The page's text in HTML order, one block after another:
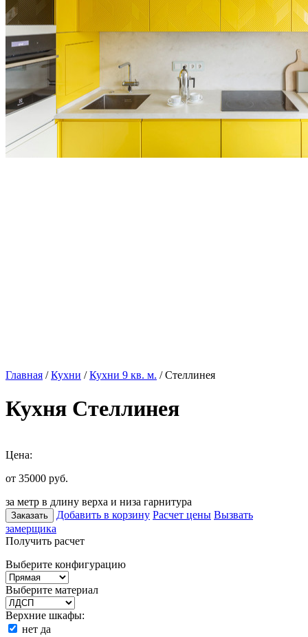
Главная /Кухни /Кухни 9 кв. м. / Стеллинея
Кухня Стеллинея
Цена:
от 35000 руб.
за метр в длину верха и низа гарнитура
Заказать Добавить в корзину Расчет цены Вызвать
замерщика
Получить расчет
Выберите конфигурацию
Выберите материал
Верхние шкафы:
нет да